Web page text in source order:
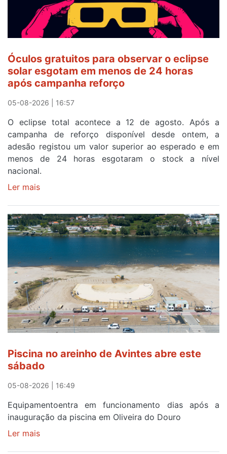
o
quarto
a
a
meta
em
Sintra
primeira
etapa
da
87ª
Volta
Óculos gratuitos para observar o eclipse
solar esgotam em menos de 24 horas
após campanha reforço
05-08-2026 | 16:57
O eclipse total acontece a 12 de agosto. Após a
campanha de reforço disponível desde ontem, a
adesão registou um valor superior ao esperado e em
menos de 24 horas esgotaram o stock a nível
nacional.
Ler mais
para
observar
eclipse
solar
esgotam
em
menos
de
24
após
campanha
reforço
Piscina no areinho de Avintes abre este
sábado
05-08-2026 | 16:49
Equipamentoentra em funcionamento dias após a
inauguração da piscina em Oliveira do Douro
Ler mais